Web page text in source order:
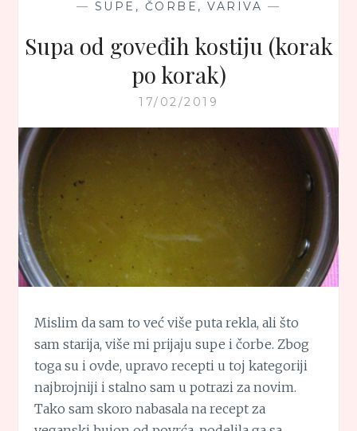
— SUPE, ČORBE, VARIVA —
Supa od goveđih kostiju (korak
po korak)
17/02/2019
Mislim da sam to već više puta rekla, ali što
sam starija, više mi prijaju supe i čorbe. Zbog
toga su i ovde, upravo recepti u toj kategoriji
najbrojniji i stalno sam u potrazi za novim.
Tako sam skoro nabasala na recept za